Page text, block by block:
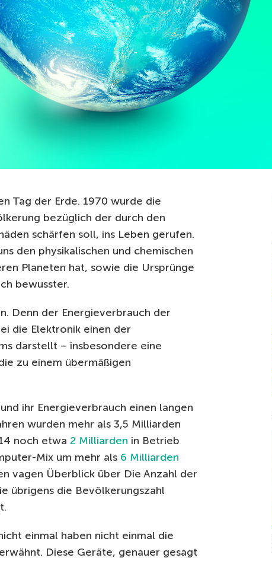
Tag der Erde. 1970 wurde die
bezüglich der durch den
schärfen soll, ins Leben gerufen.
den physikalischen und chemischen
Planeten hat, sowie die Ursprünge
bewusster.
Denn der Energieverbrauch der
die Elektronik einen der
darstellt – insbesondere eine
zu einem übermäßigen
ihr Energieverbrauch einen langen
wurden mehr als 3,5 Milliarden
noch etwa 2 Milliarden in Betrieb
Mix um mehr als 6 Milliarden
vagen Überblick über Die Anzahl der
übrigens die Bevölkerungszahl
einmal haben nicht einmal die
Diese Geräte, genauer gesagt